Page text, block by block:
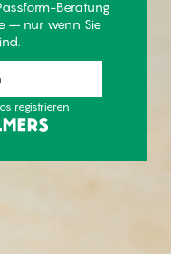
Beratung
– nur wenn Sie
registrieren